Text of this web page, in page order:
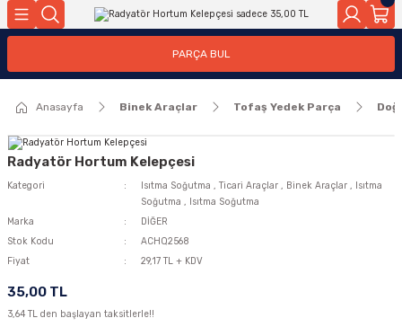
PARÇA BUL
Anasayfa Binek Araçlar Tofaş Yedek Parça
Radyatör Hortum Kelepçesi
Kategori Isıtma Soğutma , Ticari Araçlar , Binek Araçlar , Isıtma
Soğutma , Isıtma Soğutma
Marka
DİĞER
Stok Kodu
ACHQ2568
Fiyat
29,17 TL + KDV
35,00 TL
3,64 TL den başlayan taksitlerle!!